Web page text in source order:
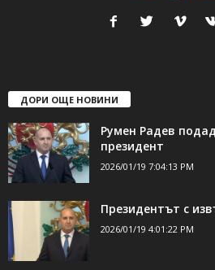
ДОРИ ОЩЕ НОВИНИ
Румен Радев
президент
2026/01/19 7:04:13 PM
Президентът с
2026/01/19 4:01:22 PM